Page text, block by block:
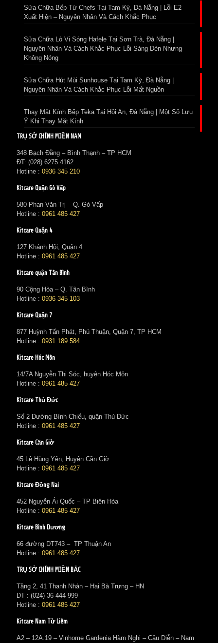
Sửa Chữa Bếp Từ Chefs Tại Tam Kỳ, Đà Nẵng | Lỗi E2
Xuất Hiện – Nguyên Nhân Và Cách Khắc Phục
Sửa Chữa Lò Vi Sóng Hafele Tại Sơn Trà, Đà Nẵng |
Nguyên Nhân Và Cách Khắc Phục Lỗi Sáng Đèn Nhưng
Không Nóng
Sửa Chữa Hút Mùi Sunhouse Tại Tam Kỳ, Đà Nẵng |
Nguyên Nhân Và Cách Khắc Phục Lỗi Mất Nguồn
Thay Mặt Kính Bếp Teka Tại Hội An, Đà Nẵng | Một Số Lưu
Ý Khi Thay Mặt Kính
TRỤ SỞ CHÍNH MIỀN NAM
348 Bạch Đằng – Bình Thạnh – TP HCM
ĐT: (028) 6275 4162
Hotline : 0936 345 210
Kitcare Quận Gò Vấp
580 Phan Văn Trị – Q. Gò Vấp
Hotline : 0961 485 427
Kitcare Quận 4
127 Khánh Hội, Quận 4
Hotline : 0961 485 427
Kitcare quận Tân Bình
90 Cộng Hòa – Q. Tân Bình
Hotline : 0936 345 103
Kitcare Quận 7
877 Huỳnh Tấn Phát, Phú Thuận, Quận 7, TP HCM
Hotline : 0931 189 584
Kitcare Hóc Môn
14/7A Nguyễn Thị Sóc, huyện Hóc Môn
Hotline : 0961 485 427
Kitcare Thủ Đức
Số 2 Đường Bình Chiểu, quận Thủ Đức
Hotline : 0961 485 427
Kitcare Cần Giờ
45 Lê Hùng Yên, Huyện Cần Giờ
Hotline : 0961 485 427
Kitcare Đồng Nai
452 Nguyễn Ái Quốc – TP Biên Hòa
Hotline : 0961 485 427
Kitcare Bình Dương
66 đường DT743 – TP Thuận An
Hotline : 0961 485 427
TRỤ SỞ CHÍNH MIỀN BẮC
Tầng 2, 41 Thanh Nhàn – Hai Bà Trưng – HN
ĐT : (024) 36 444 999
Hotline : 0961 485 427
Kitcare Nam Từ Liêm
A2 – 12A.19 – Vinhome Gardenia Hàm Nghi – Cầu Diễn – Nam